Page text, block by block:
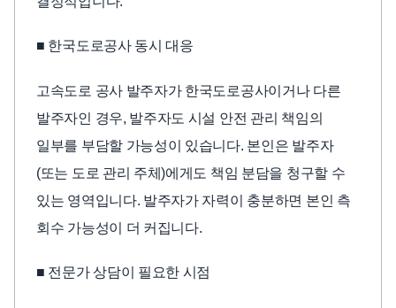
■ 한국도로공사 동시 대응
고속도로 공사 발주자가 한국도로공사이거나 다른
발주자인 경우, 발주자도 시설 안전 관리 책임의
일부를 부담할 가능성이 있습니다. 본인은 발주자
(또는 도로 관리 주체)에게도 책임 분담을 청구할 수
있는 영역입니다. 발주자가 자력이 충분하면 본인 측
회수 가능성이 더 커집니다.
■ 전문가 상담이 필요한 시점